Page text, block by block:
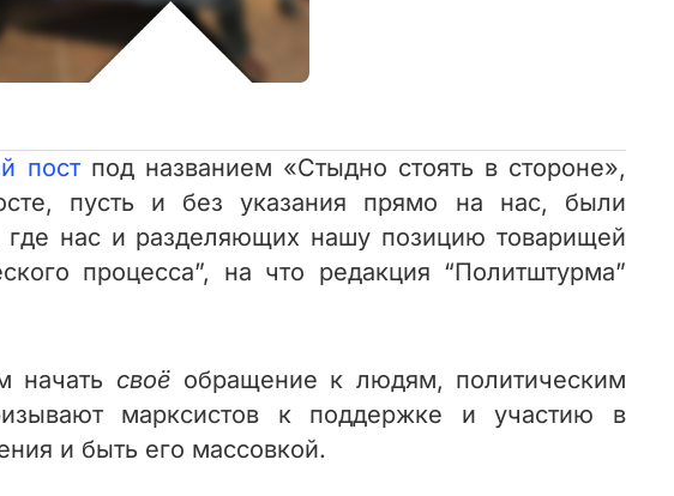
постпод названием «Стыдно стоять в стороне»,
пусть и без указания прямо на нас, были
нас и разделяющих нашу позицию товарищей
процесса”, на что редакция “Политштурма”
начать своё обращение к людям, политическим
марксистов к поддержке и участию в
и быть его массовкой.